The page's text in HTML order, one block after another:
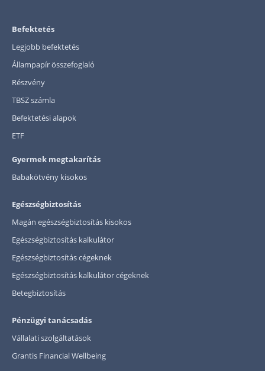
Befektetés
Legjobb befektetés
Állampapír összefoglaló
Részvény
TBSZ számla
Befektetési alapok
ETF
Gyermek megtakarítás
Babakötvény kisokos
Egészségbiztosítás
Magán egészségbiztosítás kisokos
Egészségbiztosítás kalkulátor
Egészségbiztosítás cégeknek
Egészségbiztosítás kalkulátor cégeknek
Betegbiztosítás
Pénzügyi tanácsadás
Vállalati szolgáltatások
Grantis Financial Wellbeing